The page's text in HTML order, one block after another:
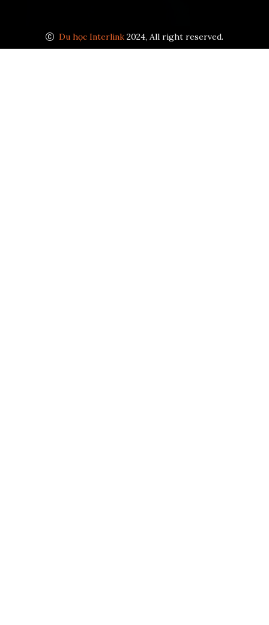
Du học Interlink 2024, All right reserved.